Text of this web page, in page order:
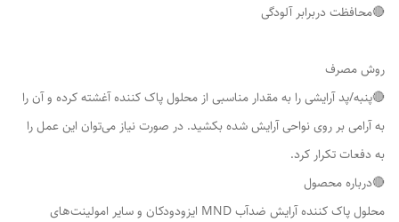
🔴محافظت دربرابر آلودگی
روش مصرف
🔴پنبه/پد آرایشی را به مقدار مناسبی از محلول پاک کننده آغشته کرده و آن را
به آرامی بر روی نواحی آرایش شده بکشید. در صورت نیاز می‌توان این عمل را
به دفعات تکرار کرد.
🔴درباره محصول
محلول پاک کننده آرایش ضدآب MND ایزودودکان و سایر امولینت‌های